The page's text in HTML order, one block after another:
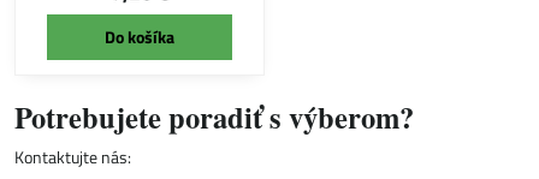
Do košíka
Potrebujete poradiť s výberom?
Kontaktujte nás: